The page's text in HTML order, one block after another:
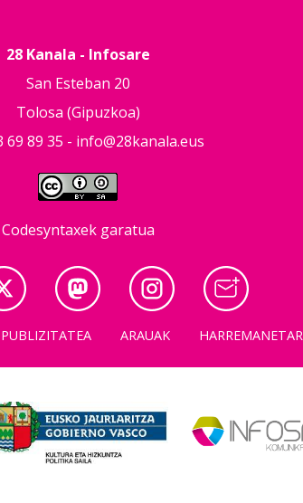
28 Kanala - Infosare
San Esteban 20
Tolosa (Gipuzkoa)
69 89 35 - info@28kanala.eus
Codesyntaxek garatua
PUBLIZITATEA ARAUAK